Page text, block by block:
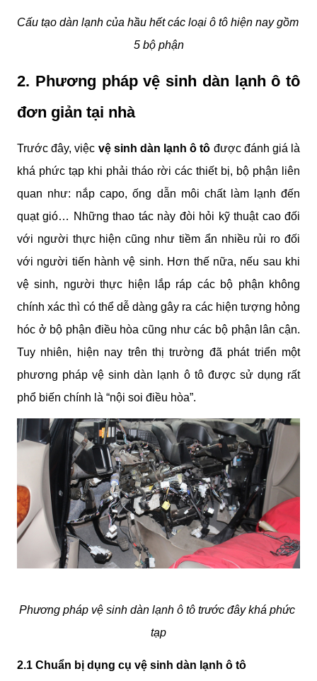
Cấu tạo dàn lạnh của hầu hết các loại ô tô hiện nay gồm
5 bộ phận
2. Phương pháp vệ sinh dàn lạnh ô tô
đơn giản tại nhà
Trước đây, việc vệ sinh dàn lạnh ô tô được đánh giá là
khá phức tạp khi phải tháo rời các thiết bị, bộ phận liên
quan như: nắp capo, ống dẫn môi chất làm lạnh đến
quạt gió… Những thao tác này đòi hỏi kỹ thuật cao đối
với người thực hiện cũng như tiềm ẩn nhiều rủi ro đối
với người tiến hành vệ sinh. Hơn thế nữa, nếu sau khi
vệ sinh, người thực hiện lắp ráp các bộ phận không
chính xác thì có thể dễ dàng gây ra các hiện tượng hỏng
hóc ở bộ phận điều hòa cũng như các bộ phận lân cận.
Tuy nhiên, hiện nay trên thị trường đã phát triển một
phương pháp vệ sinh dàn lạnh ô tô được sử dụng rất
phổ biến chính là “nội soi điều hòa”.
Phương pháp vệ sinh dàn lạnh ô tô trước đây khá phức
tạp
2.1 Chuẩn bị dụng cụ vệ sinh dàn lạnh ô tô